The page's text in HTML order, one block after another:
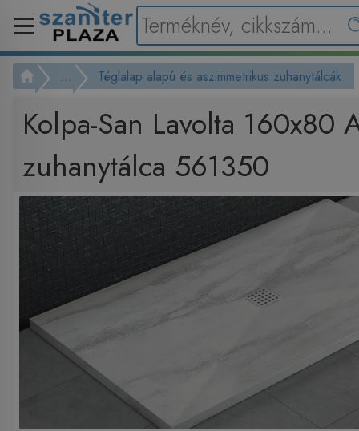
... Téglalap alapú és aszimmetrikus zuhanytálcák
Kolpa-San Lavolta 160x80
zuhanytálca 561350